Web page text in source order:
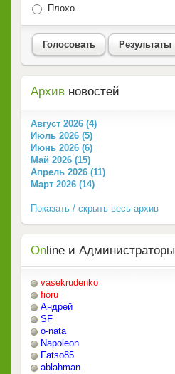
Плохо
Голосовать Результаты
Архив новостей
Август 2026 (4)
Июль 2026 (5)
Июнь 2026 (6)
Май 2026 (15)
Апрель 2026 (11)
Март 2026 (14)
Показать / скрыть весь архив
On line и Администраторы
vasekrudenko
fioru
Андрей
SF
o-nata
Napoleon
Fatso85
ablahman